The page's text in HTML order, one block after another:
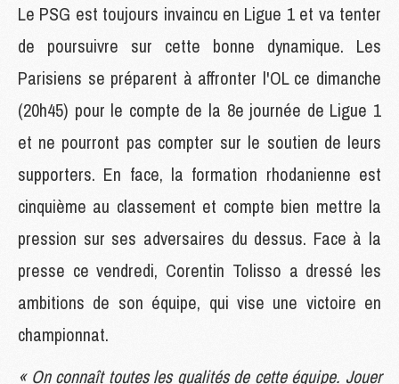
Le PSG est toujours invaincu en Ligue 1 et va tenter
de poursuivre sur cette bonne dynamique. Les
Parisiens se préparent à affronter l'OL ce dimanche
(20h45) pour le compte de la 8e journée de Ligue 1
et ne pourront pas compter sur le soutien de leurs
supporters. En face, la formation rhodanienne est
cinquième au classement et compte bien mettre la
pression sur ses adversaires du dessus. Face à la
presse ce vendredi, Corentin Tolisso a dressé les
ambitions de son équipe, qui vise une victoire en
championnat.
« On connaît toutes les qualités de cette équipe. Jouer